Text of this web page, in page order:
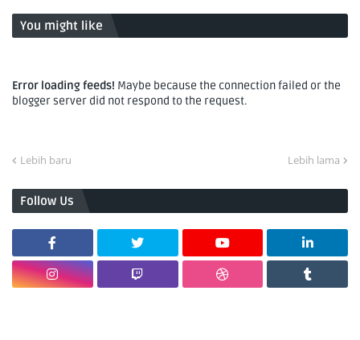
You might like
Error loading feeds! Maybe because the connection failed or the
blogger server did not respond to the request.
Lebih baru Lebih lama
Follow Us